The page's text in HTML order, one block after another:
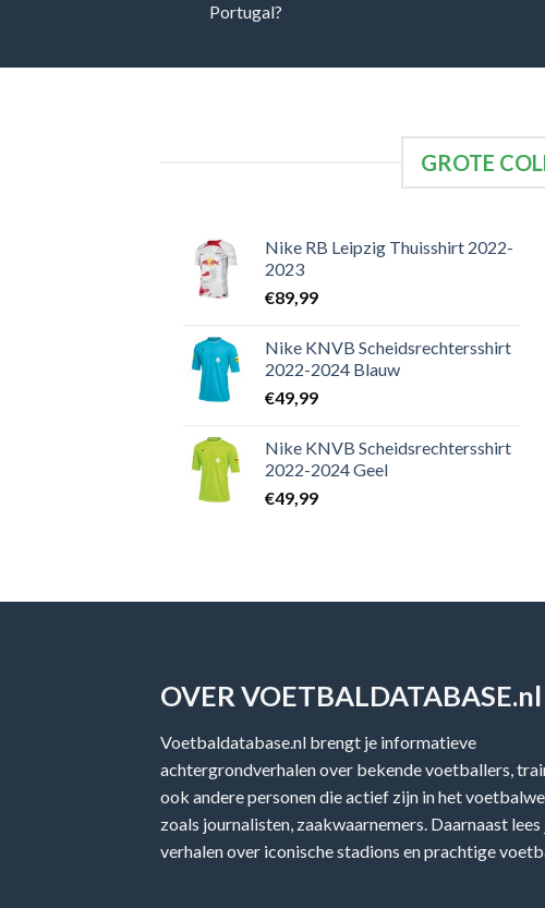
Portugal?
GROTE
Nike RB Leipzig Thuisshirt 2022-
2023
€89,99
Nike KNVB Scheidsrechtersshirt
2022-2024 Blauw
€49,99
Nike KNVB Scheidsrechtersshirt
2022-2024 Geel
€49,99
OVER VOETBALDATABASE.nl
Voetbaldatabase.nl brengt je informatieve
achtergrondverhalen over bekende voetballers,
ook andere personen die actief zijn in het
zoals journalisten, zaakwaarnemers. Daarnaast lees
verhalen over iconische stadions en prachtige